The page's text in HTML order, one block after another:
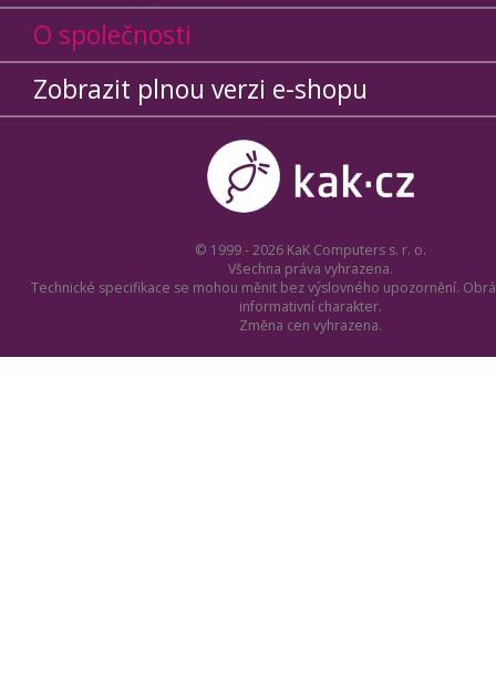
O společnosti
Zobrazit plnou verzi e-shopu
© 1999 - 2026 KaK Computers s. r. o.
Všechna práva vyhrazena.
Technické specifikace se mohou měnit bez výslovného upozornění.
informativní charakter.
Změna cen vyhrazena.